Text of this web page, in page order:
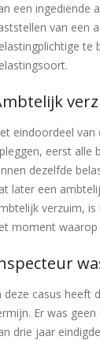
een ingediende
van een
te
eindoordeel van
eerst alle
dezelfde
later een
verzuim,
moment waarop
deze casus heeft
Er was
drie jaar